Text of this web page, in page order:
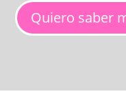
Quiero saber